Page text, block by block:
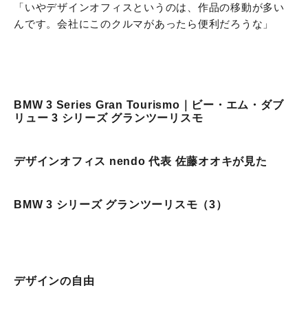
「いやデザインオフィスというのは、作品の移動が多い
んです。会社にこのクルマがあったら便利だろうな」
BMW 3 Series Gran Tourismo｜ビー・エム・ダブ
リュー 3 シリーズ グランツーリスモ
デザインオフィス nendo 代表 佐藤オオキが見た
BMW 3 シリーズ グランツーリスモ（3）
デザインの自由